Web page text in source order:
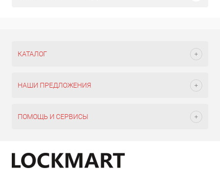
КАТАЛОГ
НАШИ ПРЕДЛОЖЕНИЯ
ПОМОЩЬ И СЕРВИСЫ